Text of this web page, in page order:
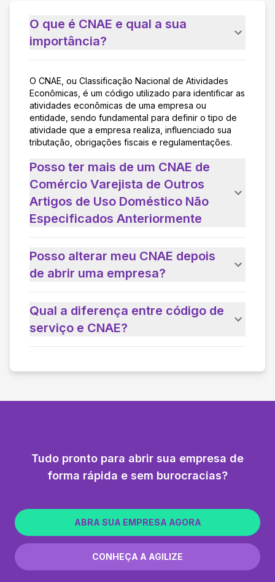
O que é CNAE e qual a sua
importância?
O CNAE, ou Classificação Nacional de Atividades
Econômicas, é um código utilizado para identificar as
atividades econômicas de uma empresa ou
entidade, sendo fundamental para definir o tipo de
atividade que a empresa realiza, influenciado sua
tributação, obrigações fiscais e regulamentações.
Posso ter mais de um CNAE de
Comércio Varejista de Outros
Artigos de Uso Doméstico Não
Especificados Anteriormente
Posso alterar meu CNAE depois
de abrir uma empresa?
Qual a diferença entre código de
serviço e CNAE?
Tudo pronto para abrir sua empresa de
forma rápida e sem burocracias?
ABRA SUA EMPRESA AGORA
CONHEÇA A AGILIZE